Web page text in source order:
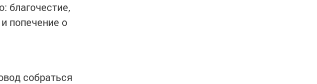
благочестие,
попечение о
собраться